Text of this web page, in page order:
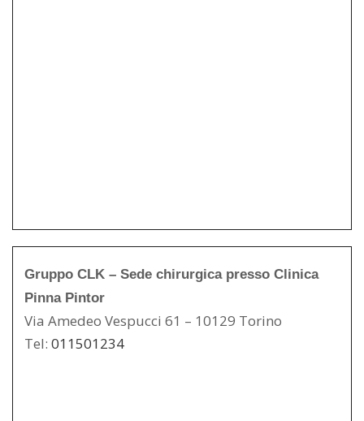
Gruppo CLK – Sede chirurgica presso Clinica
Pinna Pintor
Via Amedeo Vespucci 61 – 10129 Torino
Tel: 011501234